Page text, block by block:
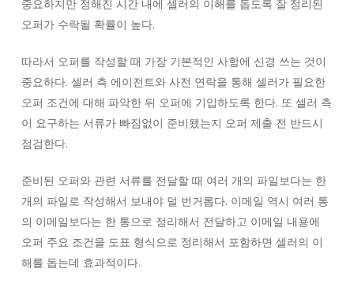
중요하지만 정해진 시간 내에 셀러의 이해를 돕도록 잘 정리된
오퍼가 수락될 확률이 높다.
따라서 오퍼를 작성할 때 가장 기본적인 사항에 신경 쓰는 것이
중요하다. 셀러 측 에이전트와 사전 연락을 통해 셀러가 필요한
오퍼 조건에 대해 파악한 뒤 오퍼에 기입하도록 한다. 또 셀러 측
이 요구하는 서류가 빠짐없이 준비됐는지 오퍼 제출 전 반드시
점검한다.
준비된 오퍼와 관련 서류를 전달할 때 여러 개의 파일보다는 한
개의 파일로 작성해서 보내야 덜 번거롭다. 이메일 역시 여러 통
의 이메일보다는 한 통으로 정리해서 전달하고 이메일 내용에
오퍼 주요 조건을 도표 형식으로 정리해서 포함하면 셀러의 이
해를 돕는데 효과적이다.